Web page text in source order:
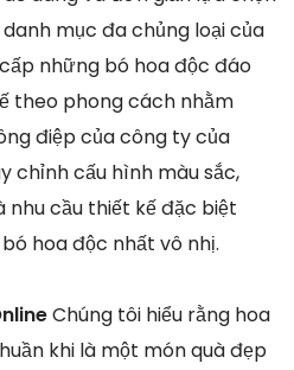
mục đa chủng loại của
những bó hoa độc đáo
theo phong cách nhằm
điệp của công ty của
chỉnh cấu hình màu sắc,
cầu thiết kế đặc biệt
hoa độc nhất vô nhị.
Chúng tôi hiểu rằng hoa
khi là một món quà đẹp